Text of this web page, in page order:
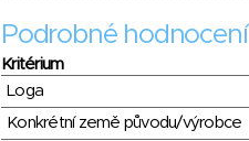
Podrobné hodnocení
Kritérium
Loga
Konkrétní země původu/výrobce